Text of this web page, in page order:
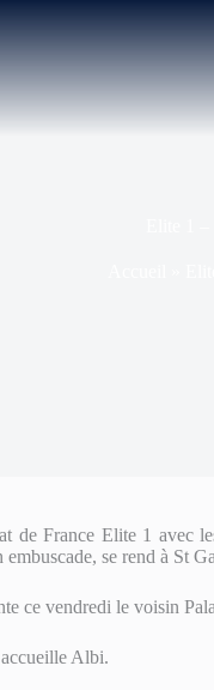
de France Elite 1 avec
se rend à St
ce vendredi le voisin
Albi.